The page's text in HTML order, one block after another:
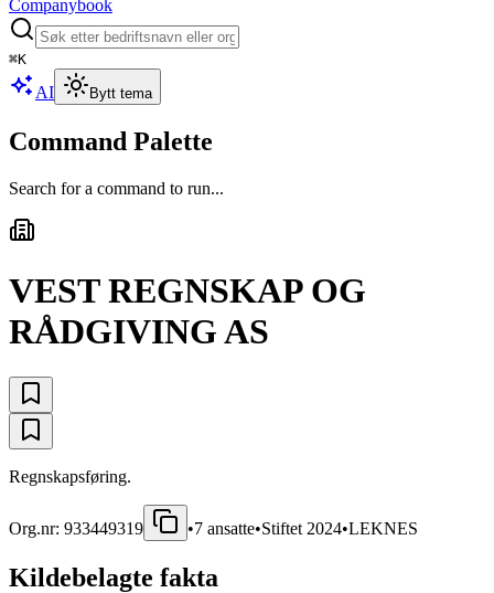
Companybook
⌘K
AI Bytt tema
Command Palette
Search for a command to run...
VEST REGNSKAP OG
RÅDGIVING AS
Regnskapsføring.
Org.nr: 933449319 •7 ansatte•Stiftet 2024•LEKNES
Kildebelagte fakta